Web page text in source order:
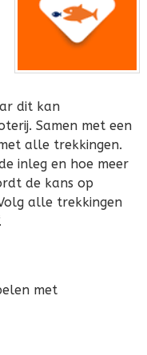
dit kan
Samen met een
alle trekkingen.
inleg en hoe meer
de kans op
alle trekkingen
met